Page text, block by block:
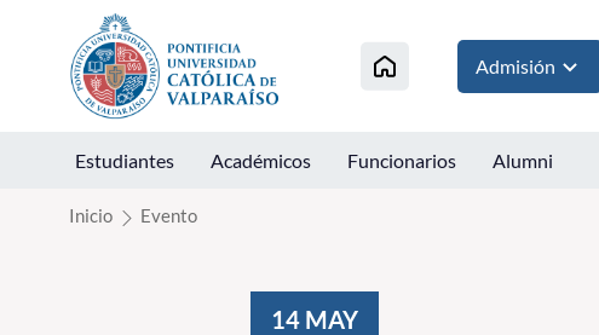
Click acá para ir directamente al contenido
Admisión
Estudiantes Académicos Funcionarios Alumni
Inicio Evento
14 MAY